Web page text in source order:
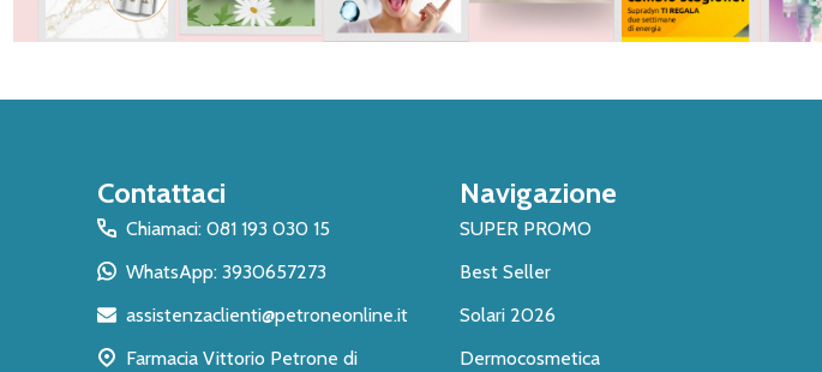
Contattaci
Chiamaci: 081 193 030 15
WhatsApp: 3930657273
assistenzaclienti@petroneonline.it
Farmacia Vittorio Petrone di
Navigazione
SUPER PROMO
Best Seller
Solari 2026
Dermocosmetica